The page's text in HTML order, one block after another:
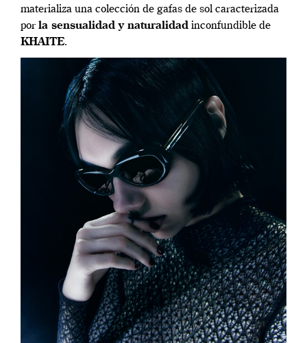
materializa una colección de gafas de sol caracterizada
porla sensualidad y naturalidad inconfundible de
KHAITE.